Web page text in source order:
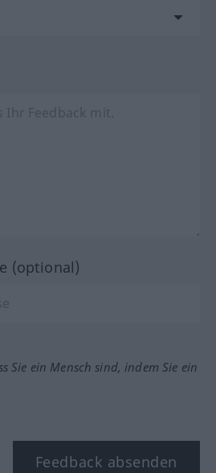
(optional)
Sie ein Mensch sind, indem Sie ein
Feedback absenden